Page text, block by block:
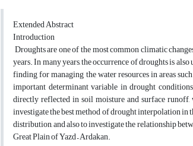
Extended Abstract
Introduction
Droughts are one of the most common climatic
years. In many years, the occurrence of droughts is
finding for managing the water resources in areas
important determinant variable in drought
directly reflected in soil moisture and surface
investigate the best method of drought interpolation
distribution, and also to investigate the relationship
Great Plain of Yazd – Ardakan.